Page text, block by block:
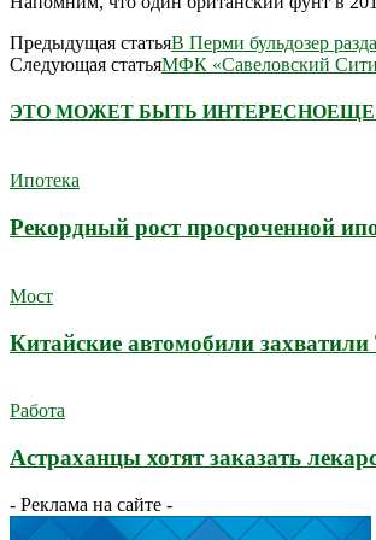
Предыдущая статьяВ Перми бульдозер
Следующая статьяМФК «Савеловский
ЭТО МОЖЕТ БЫТЬ ИНТЕРЕСНОЕЩЕ
Ипотека
Рекордный рост просроченной
Мост
Китайские автомобили
Работа
Астраханцы хотят заказать
- Реклама на сайте -